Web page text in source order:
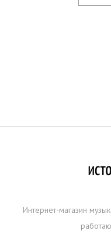
Интернет-магазин